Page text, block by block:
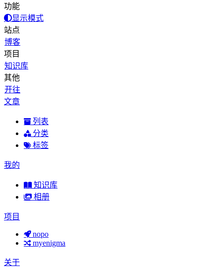
功能
显示模式
站点
博客
项目
知识库
其他
开往
文章
列表
分类
标签
我的
知识库
相册
项目
nopo
myenigma
关于